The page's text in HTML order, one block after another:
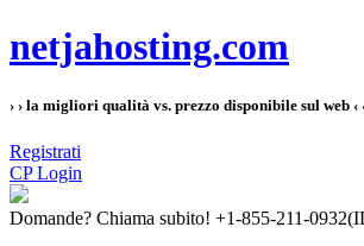
netjahosting.com
› › la migliori qualità vs. prezzo disponibile sul web ‹
Registrati
CP Login
Domande? Chiama subito! +1-855-211-0932